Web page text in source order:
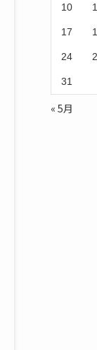
10
17
24
31
« 5月